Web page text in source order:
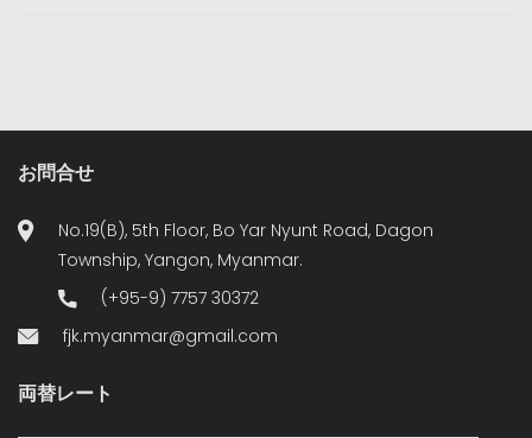
お問合せ
No.19(B), 5th Floor, Bo Yar Nyunt Road, Dagon
Township, Yangon, Myanmar.
(+95-9) 7757 30372
fjk.myanmar@gmail.com
両替レート